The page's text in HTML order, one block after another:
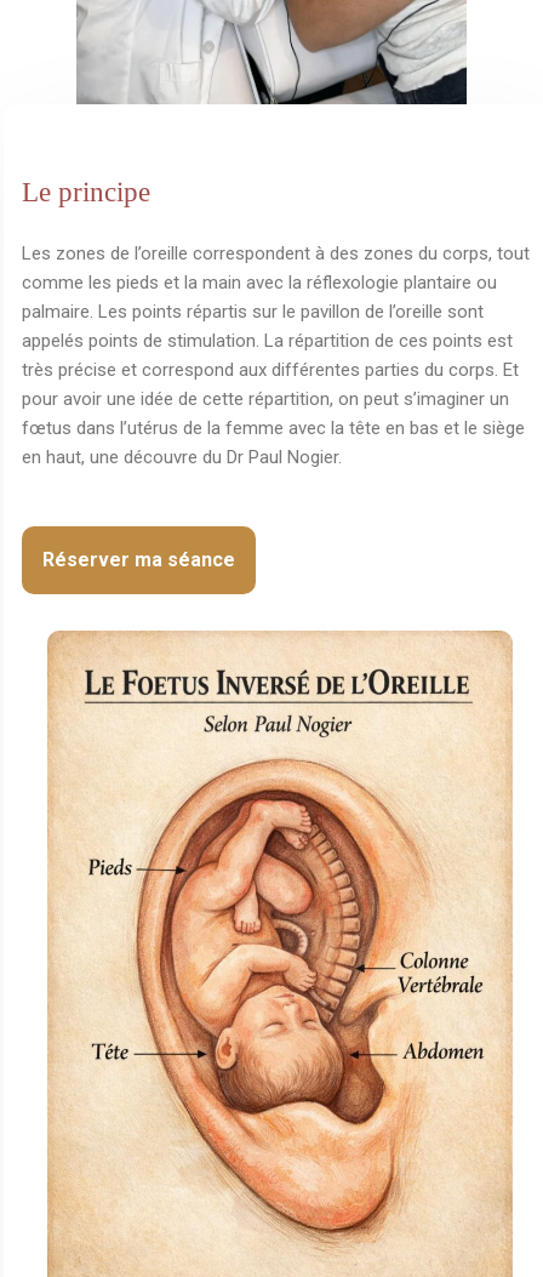
Le principe
Les zones de l’oreille correspondent à des zones du corps, tout
comme les pieds et la main avec la réflexologie plantaire ou
palmaire. Les points répartis sur le pavillon de l’oreille sont
appelés points de stimulation. La répartition de ces points est
très précise et correspond aux différentes parties du corps. Et
pour avoir une idée de cette répartition, on peut s’imaginer un
fœtus dans l’utérus de la femme avec la tête en bas et le siège
en haut, une découvre du Dr Paul Nogier.
Réserver ma séance